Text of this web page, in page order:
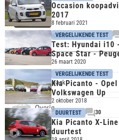
PICANTO
Carrosserie
Hatchback
Overig
MPV
Occasion
2017
8 februari 2021
VERGELIJKENDE TEST
Test: Hyundai i10
Space Star -
- Volkswagen
26 maart 2020
VERGELIJKENDE TEST
Kia Picanto -
Volkswagen Up
2 oktober 2018
DUURTEST
30
Kia Picanto X-
duurtest